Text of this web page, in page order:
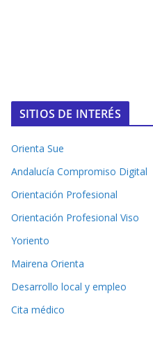
SITIOS DE INTERÉS
Orienta Sue
Andalucía Compromiso Digital
Orientación Profesional
Orientación Profesional Viso
Yoriento
Mairena Orienta
Desarrollo local y empleo
Cita médico